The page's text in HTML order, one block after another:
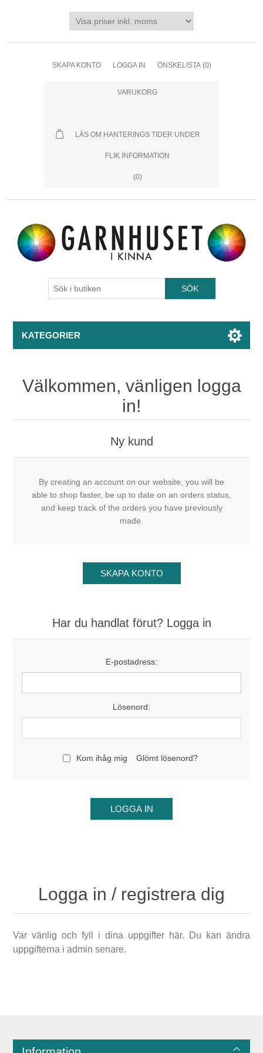
SKAPA KONTO LOGGA IN ÖNSKELISTA (0)
VARUKORG
LÄS OM HANTERINGS TIDER UNDER
FLIK INFORMATION
(0)
KATEGORIER
Välkommen, vänligen logga
in!
Ny kund
By creating an account on our website, you will be
able to shop faster, be up to date on an orders status,
and keep track of the orders you have previously
made.
Har du handlat förut? Logga in
E-postadress:
Lösenord:
Kom ihåg mig Glömt lösenord?
Logga in / registrera dig
Var vänlig och fyll i dina uppgifter här. Du kan ändra
uppgifterna i admin senare.